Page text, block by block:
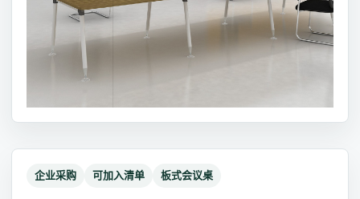
企业采购 可加入清单 板式会议桌